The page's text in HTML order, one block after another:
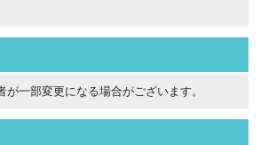
が一部変更になる場合がございます。